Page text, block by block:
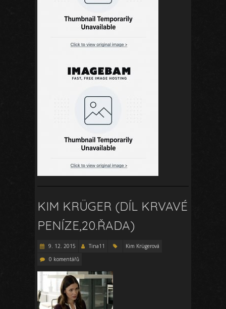
KIM KRÜGER (DÍL KRVAVÉ
PENÍZE,20.ŘADA)
9. 12. 2015 Tina11
Kim Krügerová
0 komentářů